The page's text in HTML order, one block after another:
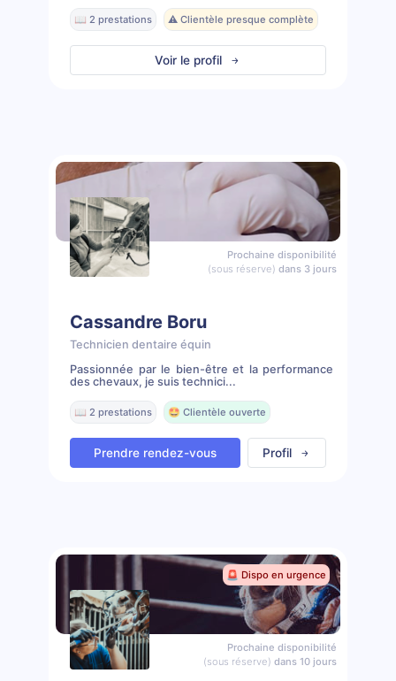
📖 2 prestations ⚠️ Clientèle presque complète
Voir le profil
Prochaine disponibilité
(sous réserve) dans 3 jours
Cassandre Boru
Technicien dentaire équin
Passionnée par le bien-être et la performance
des chevaux, je suis technici...
📖 2 prestations 🤩 Clientèle ouverte
Prendre rendez-vous Profil
🚨 Dispo en urgence
Prochaine disponibilité
(sous réserve) dans 10 jours